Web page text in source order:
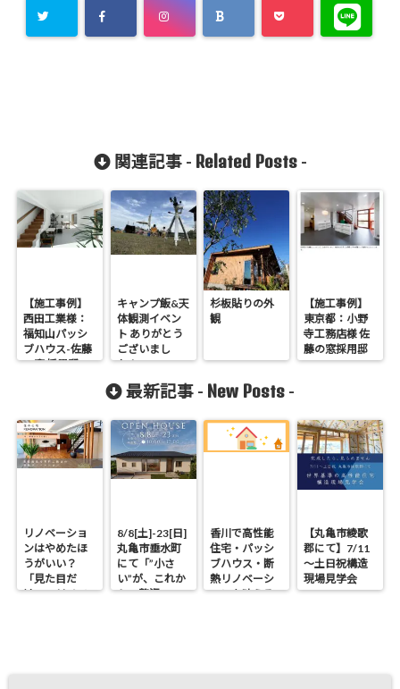
関連記事 - Related Posts-
【施工事例】
西田工業様：
福知山パッシ
ブハウス-佐藤
の窓 採用邸
キャンプ飯&天
体観測イベン
ト ありがとう
ございまし
た！
杉板貼りの外
観
【施工事例】
東京都：小野
寺工務店様 佐
藤の窓採用邸
最新記事 - New Posts -
リノベーショ
ンはやめたほ
うがいい？
「見た目だ
け」のリノベ
8/8[土]-23[日]
丸亀市垂水町
にて「”小さ
い”が、これか
らの贅沢。」
香川で高性能
住宅・パッシ
ブハウス・断
熱リノベーシ
ョンを叶える
【丸亀市綾歌
郡にて】7/11
～土日祝構造
現場見学会